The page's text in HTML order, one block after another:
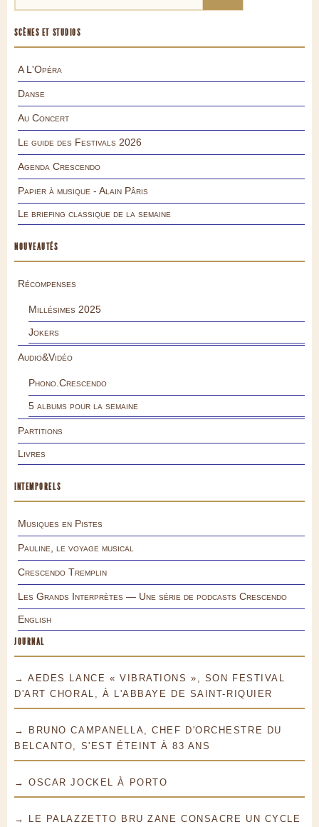
SCÈNES ET STUDIOS
A L'Opéra
Danse
Au Concert
Le guide des Festivals 2026
Agenda Crescendo
Papier à musique - Alain Pâris
Le briefing classique de la semaine
NOUVEAUTÉS
Récompenses
Millésimes 2025
Jokers
Audio&Vidéo
Phono.Crescendo
5 albums pour la semaine
Partitions
Livres
INTEMPORELS
Musiques en Pistes
Pauline, le voyage musical
Crescendo Tremplin
Les Grands Interprètes — Une série de podcasts Crescendo
English
JOURNAL
→ AEDES LANCE « VIBRATIONS », SON FESTIVAL
D'ART CHORAL, À L'ABBAYE DE SAINT-RIQUIER
→ BRUNO CAMPANELLA, CHEF D'ORCHESTRE DU
BELCANTO, S'EST ÉTEINT À 83 ANS
→ OSCAR JOCKEL À PORTO
→ LE PALAZZETTO BRU ZANE CONSACRE UN CYCLE